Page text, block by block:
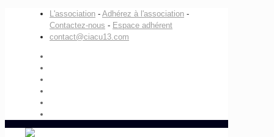
L'association - Adhérez à l'association -
Contactez-nous - Espace adhérent
contact@ciacu13.com